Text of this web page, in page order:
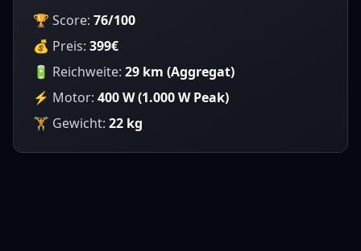
🏆 Score: 76/100
💰 Preis: 399€
🔋 Reichweite: 29 km (Aggregat)
⚡ Motor: 400W (1.000W Peak)
🏋️ Gewicht: 22 kg